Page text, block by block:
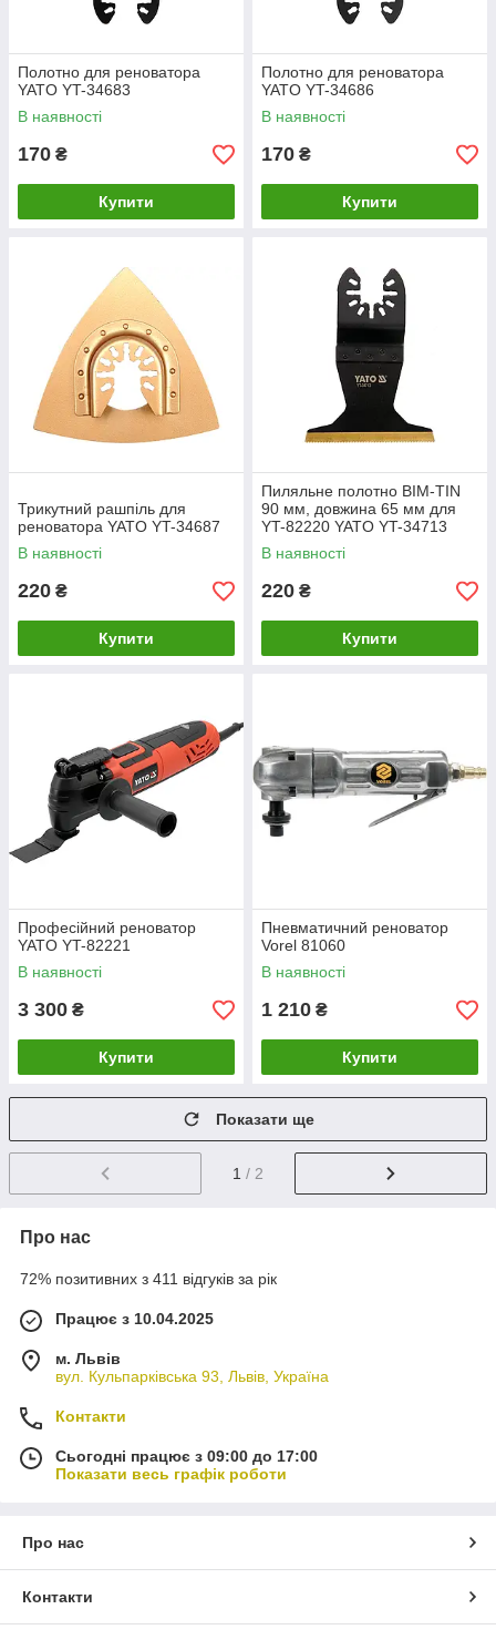
Полотно для реноватора
YATO YT-34683
В наявності
170 ₴
Купити
Полотно для реноватора
YATO YT-34686
В наявності
170 ₴
Купити
Трикутний рашпіль для
реноватора YATO YT-34687
В наявності
220 ₴
Купити
Пиляльне полотно BIM-TIN
90 мм, довжина 65 мм для
YT-82220 YATO YT-34713
В наявності
220 ₴
Купити
Професійний реноватор
YATO YT-82221
В наявності
3 300 ₴
Купити
Пневматичний реноватор
Vorel 81060
В наявності
1 210 ₴
Купити
Показати ще
1 / 2
Про нас
72% позитивних з 411 відгуків за рік
Працює з 10.04.2025
м. Львів
вул. Кульпарківська 93, Львів, Україна
Контакти
Сьогодні працює з 09:00 до 17:00
Показати весь графік роботи
Про нас
Контакти